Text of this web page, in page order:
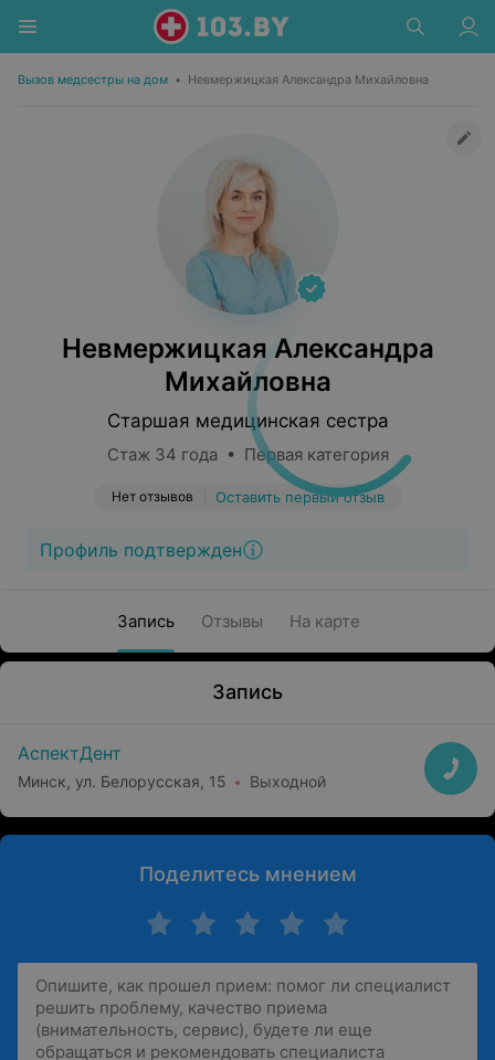
Вызов медсестры на дом • Невмержицкая Александра Михайловна
Невмержицкая Александра
Михайловна
Старшая медицинская сестра
Стаж 34 года • Первая категория
Нет отзывов Оставить первый отзыв
Профиль подтвержден
Запись Отзывы На карте
Запись
АспектДент
Минск, ул. Белорусская, 15 Выходной
Поделитесь мнением